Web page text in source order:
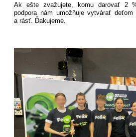
Ak ešte zvažujete, komu darovať 2
podpora nám umožňuje vytvárať
a rásť. Ďakujeme.